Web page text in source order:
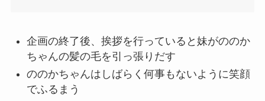
企画の終了後、挨拶を行っていると妹がののか
ちゃんの髪の毛を引っ張りだす
ののかちゃんはしばらく何事もないように笑顔
でふるまう